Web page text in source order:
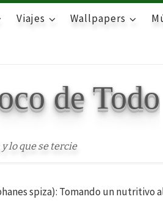
Viajes Wallpapers
de Todo
lo que se tercie
spiza): Tomando un nutritivo